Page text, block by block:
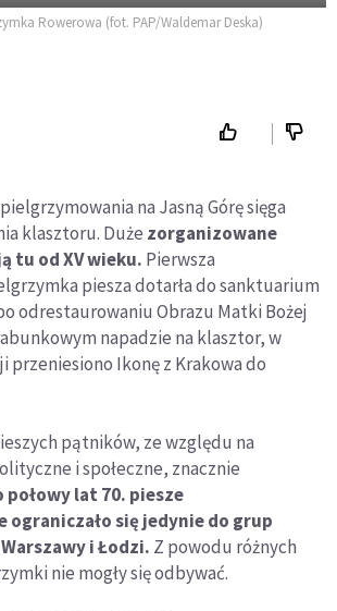
Rowerowa (fot. PAP/Waldemar Deska)
na Jasną Górę sięga
klasztoru. Duże zorganizowane
tu od XV wieku. Pierwsza
piesza dotarła do sanktuarium
odrestaurowaniu Obrazu Matki Bożej
napadzie na klasztor, w
przeniesiono Ikonę z Krakowa do
pątników, ze względu na
i społeczne, znacznie
połowy lat 70. piesze
się jedynie do grup
i Łodzi. Z powodu różnych
nie mogły się odbywać.